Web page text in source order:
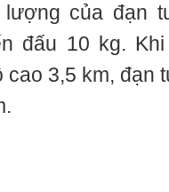
lượng của đạn
đấu 10 kg.
cao 3,5 km, đạn